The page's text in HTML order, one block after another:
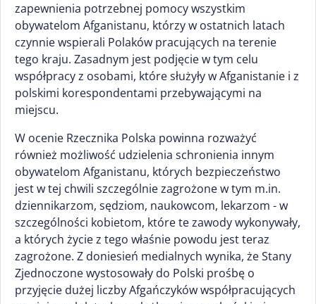
zapewnienia potrzebnej pomocy wszystkim
obywatelom Afganistanu, którzy w ostatnich latach
czynnie wspierali Polaków pracujących na terenie
tego kraju. Zasadnym jest podjęcie w tym celu
współpracy z osobami, które służyły w Afganistanie i z
polskimi korespondentami przebywającymi na
miejscu.
W ocenie Rzecznika Polska powinna rozważyć
również możliwość udzielenia schronienia innym
obywatelom Afganistanu, których bezpieczeństwo
jest w tej chwili szczególnie zagrożone w tym m.in.
dziennikarzom, sędziom, naukowcom, lekarzom - w
szczególności kobietom, które te zawody wykonywały,
a których życie z tego właśnie powodu jest teraz
zagrożone. Z doniesień medialnych wynika, że Stany
Zjednoczone wystosowały do Polski prośbę o
przyjęcie dużej liczby Afgańczyków współpracujących